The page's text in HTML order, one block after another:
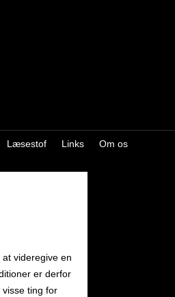
Læsestof Links Om os
videregive en
er derfor
ting for